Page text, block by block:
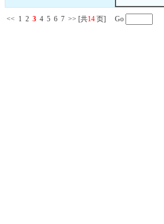
<< 1 2 3 4 5 6 7 >> [共14 页] Go